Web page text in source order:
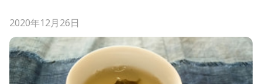
2020年12月26日